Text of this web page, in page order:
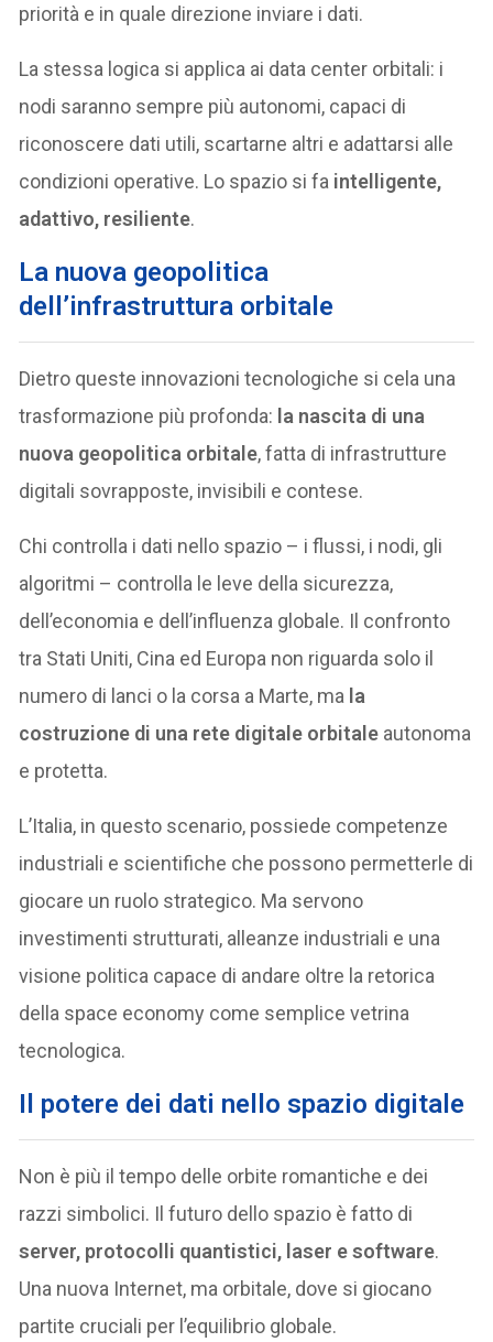
priorità e in quale direzione inviare i dati.
La stessa logica si applica ai data center orbitali: i
nodi saranno sempre più autonomi, capaci di
riconoscere dati utili, scartarne altri e adattarsi alle
condizioni operative. Lo spazio si fa intelligente,
adattivo, resiliente.
La nuova geopolitica
dell’infrastruttura orbitale
Dietro queste innovazioni tecnologiche si cela una
trasformazione più profonda: la nascita di una
nuova geopolitica orbitale, fatta di infrastrutture
digitali sovrapposte, invisibili e contese.
Chi controlla i dati nello spazio – i flussi, i nodi, gli
algoritmi – controlla le leve della sicurezza,
dell’economia e dell’influenza globale. Il confronto
tra Stati Uniti, Cina ed Europa non riguarda solo il
numero di lanci o la corsa a Marte, ma la
costruzione di una rete digitale orbitale autonoma
e protetta.
L’Italia, in questo scenario, possiede competenze
industriali e scientifiche che possono permetterle di
giocare un ruolo strategico. Ma servono
investimenti strutturati, alleanze industriali e una
visione politica capace di andare oltre la retorica
della space economy come semplice vetrina
tecnologica.
Il potere dei dati nello spazio digitale
Non è più il tempo delle orbite romantiche e dei
razzi simbolici. Il futuro dello spazio è fatto di
server, protocolli quantistici, laser e software.
Una nuova Internet, ma orbitale, dove si giocano
partite cruciali per l’equilibrio globale.